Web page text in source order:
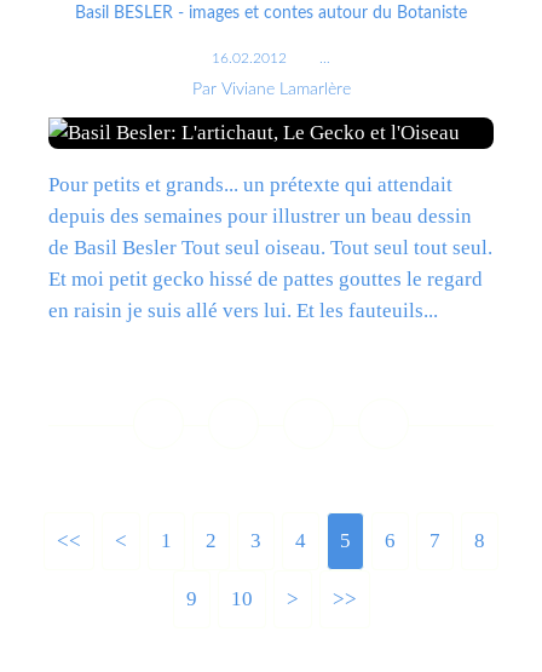
Basil BESLER - images et contes autour du Botaniste
16.02.2012
Par Viviane Lamarlère
Pour petits et grands... un prétexte qui attendait
depuis des semaines pour illustrer un beau dessin
de Basil Besler Tout seul oiseau. Tout seul tout seul.
Et moi petit gecko hissé de pattes gouttes le regard
en raisin je suis allé vers lui. Et les fauteuils...
<< < 1 2 3 4 5 6 7 8
9 10 > >>